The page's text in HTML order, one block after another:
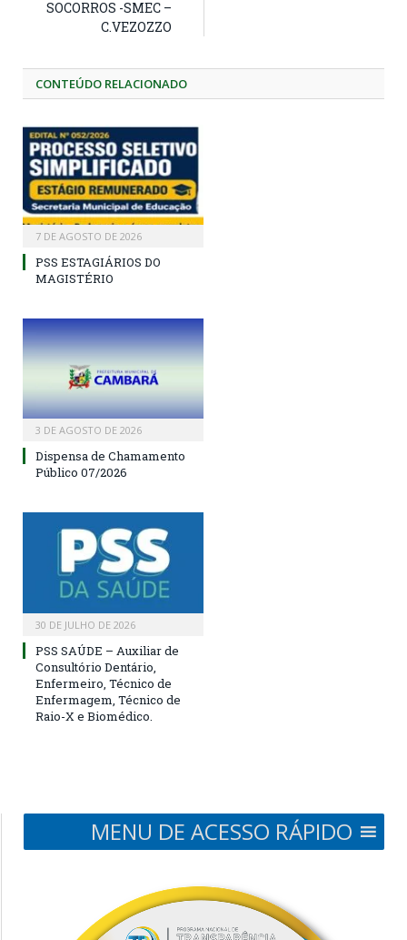
SOCORROS -SMEC –
C.VEZOZZO
CONTEÚDO RELACIONADO
7 DE AGOSTO DE 2026
PSS ESTAGIÁRIOS DO
MAGISTÉRIO
3 DE AGOSTO DE 2026
Dispensa de Chamamento
Público 07/2026
30 DE JULHO DE 2026
PSS SAÚDE – Auxiliar de
Consultório Dentário,
Enfermeiro, Técnico de
Enfermagem, Técnico de
Raio-X e Biomédico.
MENU DE ACESSO RÁPIDO